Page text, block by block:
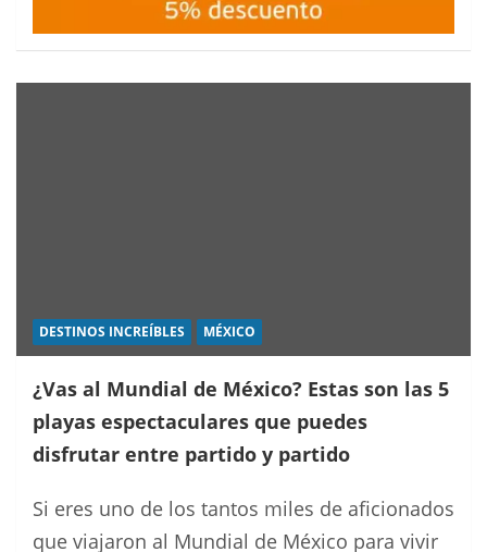
DESTINOS INCREÍBLES MÉXICO
¿Vas al Mundial de México? Estas son las 5
playas espectaculares que puedes
disfrutar entre partido y partido
Si eres uno de los tantos miles de aficionados
que viajaron al Mundial de México para vivir